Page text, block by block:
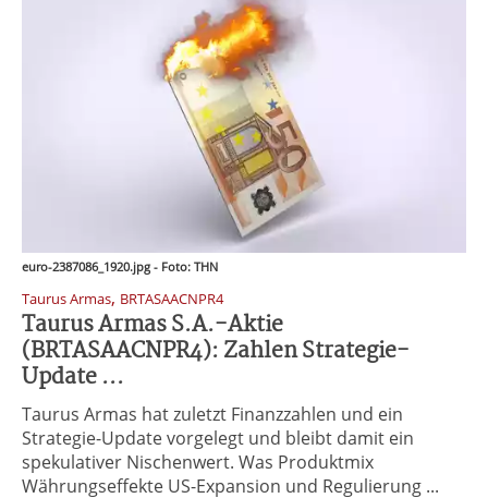
euro-2387086_1920.jpg - Foto: THN
Taurus Armas, BRTASAACNPR4
Taurus Armas S.A.-Aktie
(BRTASAACNPR4): Zahlen Strategie-
Update ...
Taurus Armas hat zuletzt Finanzzahlen und ein
Strategie-Update vorgelegt und bleibt damit ein
spekulativer Nischenwert. Was Produktmix
Währungseffekte US-Expansion und Regulierung ...